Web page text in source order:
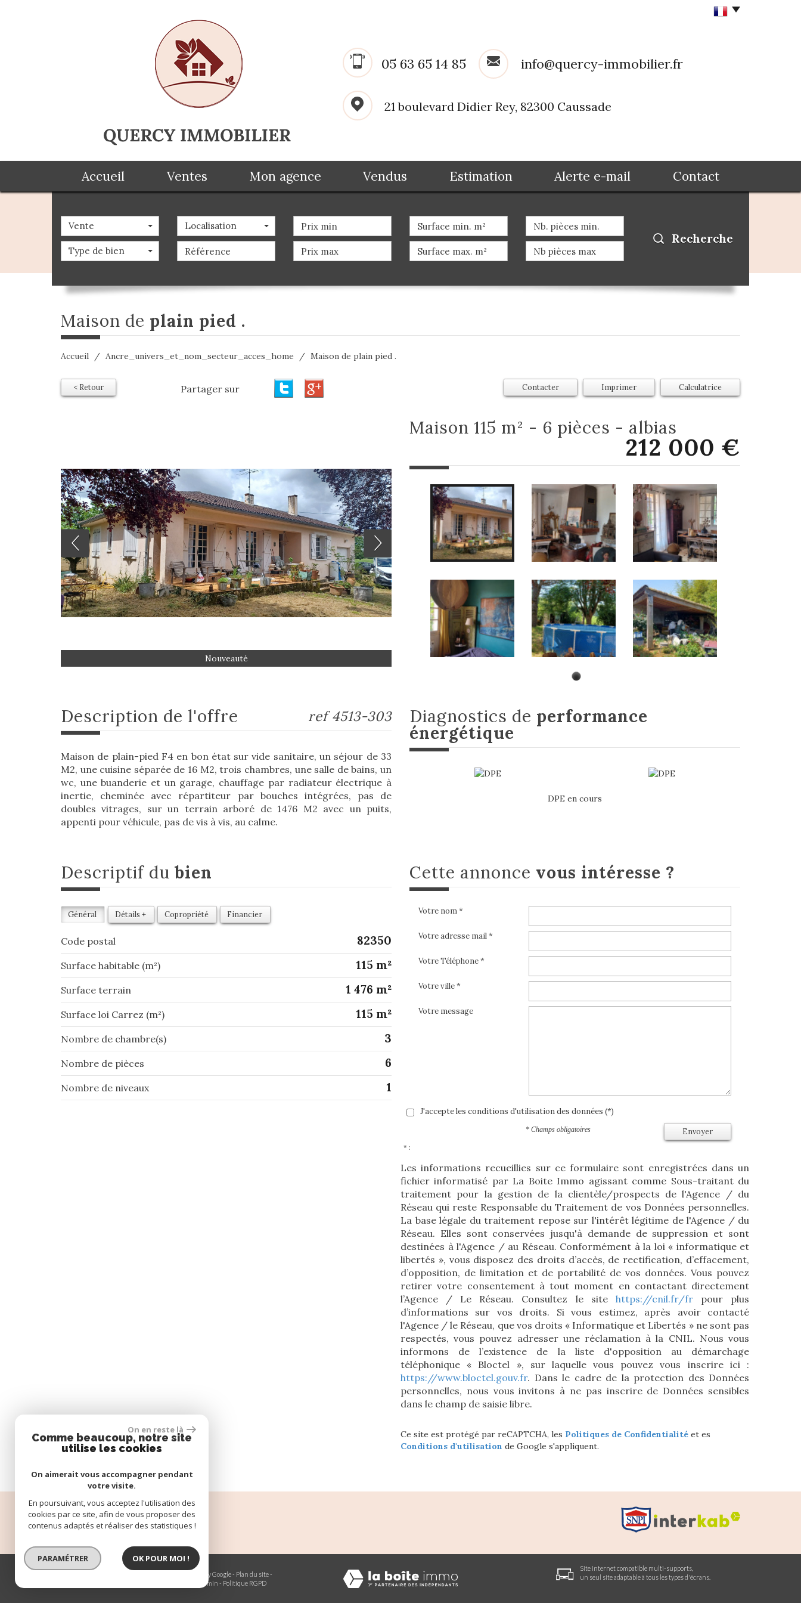
05 63 65 14 85 info@quercy-immobilier.fr
21 boulevard Didier Rey, 82300 Caussade
Accueil Ventes Mon agence Vendus Estimation Alerte e-mail Contact
Vente
Type de bien
Localisation
Recherche
maison de plain pied .
Accueil Ancre_univers_et_nom_secteur_acces_home Maison de plain pied .
< Retour Partager sur Contacter Imprimer Calculatrice
Nouveauté
maison 115 m² - 6 pièces - albias
212 000 €
description de l'offre ref 4513-303
Maison de plain-pied F4 en bon état sur vide sanitaire, un séjour de 33
M2, une cuisine séparée de 16 M2, trois chambres, une salle de bains, un
wc, une buanderie et un garage, chauffage par radiateur électrique à
inertie, cheminée avec répartiteur par bouches intégrées, pas de
doubles vitrages, sur un terrain arboré de 1476 M2 avec un puits,
appenti pour véhicule, pas de vis à vis, au calme.
diagnostics de performance
énergétique
DPE en cours
descriptif du bien
Général Détails + Copropriété Financier
Code postal 82350
Surface habitable (m²) 115 m²
surface terrain 1 476 m²
Surface loi Carrez (m²) 115 m²
Nombre de chambre(s) 3
Nombre de pièces 6
Nombre de niveaux 1
cette annonce vous intéresse ?
Votre nom *
Votre adresse mail *
Votre Téléphone *
Votre ville *
Votre message
J'accepte les conditions d'utilisation des données (*)
Envoyer
* Champs obligatoires
* :
Les informations recueillies sur ce formulaire sont enregistrées dans un
fichier informatisé par La Boite Immo agissant comme Sous-traitant du
traitement pour la gestion de la clientèle/prospects de l'Agence / du
Réseau qui reste Responsable du Traitement de vos Données personnelles.
La base légale du traitement repose sur l'intérêt légitime de l'Agence / du
Réseau. Elles sont conservées jusqu'à demande de suppression et sont
destinées à l'Agence / au Réseau. Conformément à la loi « informatique et
libertés », vous disposez des droits d’accès, de rectification, d’effacement,
d’opposition, de limitation et de portabilité de vos données. Vous pouvez
retirer votre consentement à tout moment en contactant directement
l’Agence / Le Réseau. Consultez le site https://cnil.fr/frpour plus
d’informations sur vos droits. Si vous estimez, après avoir contacté
l'Agence / le Réseau, que vos droits « Informatique et Libertés » ne sont pas
respectés, vous pouvez adresser une réclamation à la CNIL. Nous vous
informons de l’existence de la liste d'opposition au démarchage
téléphonique « Bloctel », sur laquelle vous pouvez vous inscrire ici :
https://www.bloctel.gouv.fr. Dans le cadre de la protection des Données
personnelles, nous vous invitons à ne pas inscrire de Données sensibles
dans le champ de saisie libre.
Ce site est protégé par reCAPTCHA, les Politiques de Confidentialité et es
Conditions d'utilisation de Google s'appliquent.
Espace propriétaire
© 2026 | Tous droits réservés | Traduction powered by Google - Plan du site-
Admin - Politique RGPD
Site internet compatible multi-supports,
un seul site adaptable à tous les types d'écrans.
On en reste là
Comme beaucoup, notre site
utilise les cookies
On aimerait vous accompagner pendant
votre visite.
En poursuivant, vous acceptez l'utilisation des
cookies par ce site, afin de vous proposer des
contenus adaptés et réaliser des statistiques !
PARAMÉTRER OK POUR MOI !